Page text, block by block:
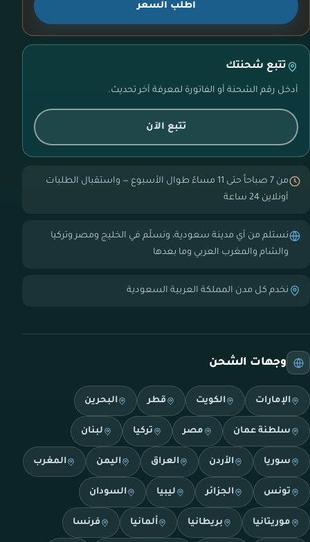
اطلب السعر
تتبع شحنتك
أدخل رقم الشحنة أو الفاتورة لمعرفة آخر تحديث.
تتبع الآن
من 7 صباحاً حتى 11 مساءً طوال الأسبوع — واستقبال الطلبات
أونلاين 24 ساعة
نستلم من أي مدينة سعودية، ونسلّم في الخليج ومصر وتركيا
والشام والمغرب العربي وما بعدها
نخدم كل مدن المملكة العربية السعودية
وجهات الشحن
الإمارات الكويت قطر البحرين
سلطنة عمان مصر تركيا لبنان
سوريا الأردن العراق اليمن المغرب
تونس الجزائر ليبيا السودان
موريتانيا بريطانيا ألمانيا فرنسا